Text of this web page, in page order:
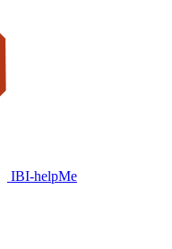
IBI-helpMe